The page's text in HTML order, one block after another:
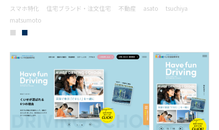
スマホ特化 住宅ブランド・注文住宅 不動産 asato
tsuchiya
matsumoto
■ ■